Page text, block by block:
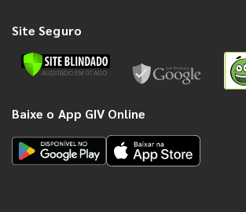
Site Seguro
Baixe o App GIV Online